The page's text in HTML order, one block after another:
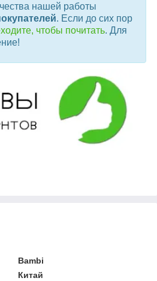
нашей работы
. Если до сих пор
чтобы почитать. Для
Bambi
Китай